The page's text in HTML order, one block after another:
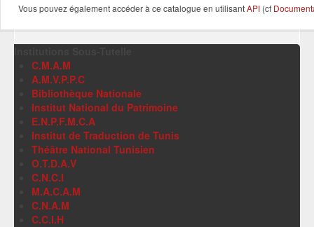
Vous pouvez également accéder à ce catalogue en utilisantAPI (cf
C.M.A.M
A.M.V.P.P.C
Bibliothèque Nationale
Institut National du Patrimoine
E.N.P.F.M.C.A
Institut de Traduction de Tunis
Théâtre National Tunisien
O.T.D.A.V
C.N.C.I
M.A.C.A.M
C.N.A.M
C.C.I.H